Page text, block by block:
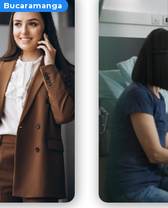
Bucaramanga